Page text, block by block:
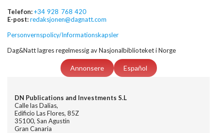
Telefon:+34 928 768 420
E-post:redaksjonen@dagnatt.com
Personvernspolicy/Informationskapsler
Dag&Natt lagres regelmessig av Nasjonalbiblioteket i Norge
Annonsere Español
DN Publications and Investments S.L
Calle las Dalias,
Edificio Las Flores, 85Z
35100, San Agustin
Gran Canaria